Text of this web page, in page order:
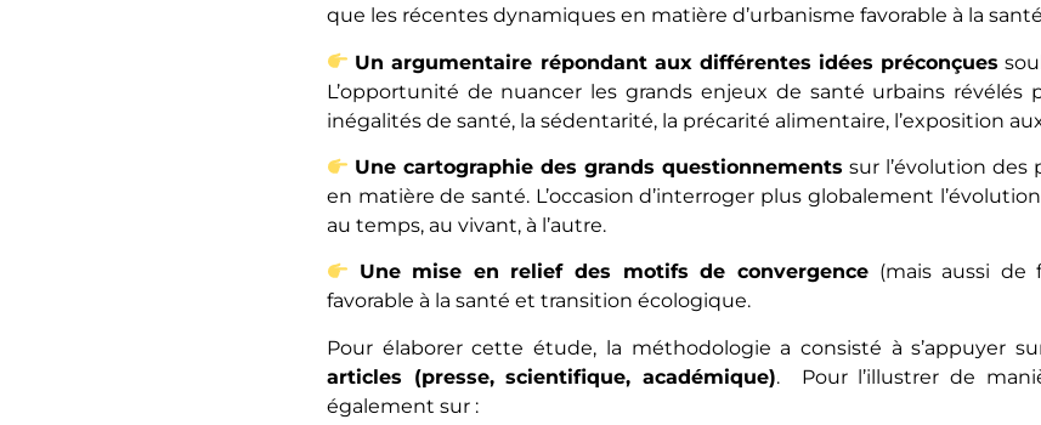
que les récentes dynamiques en matière d’urbanisme favorable à la
Un argumentaire répondant aux différentes idées préconçues
L’opportunité de nuancer les grands enjeux de santé urbains révélés
inégalités de santé, la sédentarité, la précarité alimentaire, l’exposition
Une cartographie des grands questionnements sur l’évolution
en matière de santé. L’occasion d’interroger plus globalement
au temps, au vivant, à l’autre.
Une mise en relief des motifs de convergence(mais aussi de
favorable à la santé et transition écologique.
Pour élaborer cette étude, la méthodologie a consisté à s’appuyer
articles (presse, scientifique, académique). Pour l’illustrer de
également sur :